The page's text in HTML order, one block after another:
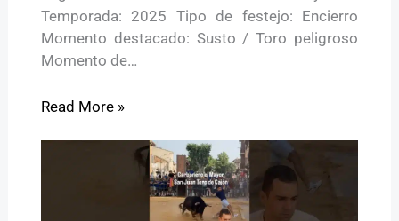
Temporada: 2025 Tipo de festejo: Encierro
Momento destacado: Susto / Toro peligroso
Momento de…
Read More »